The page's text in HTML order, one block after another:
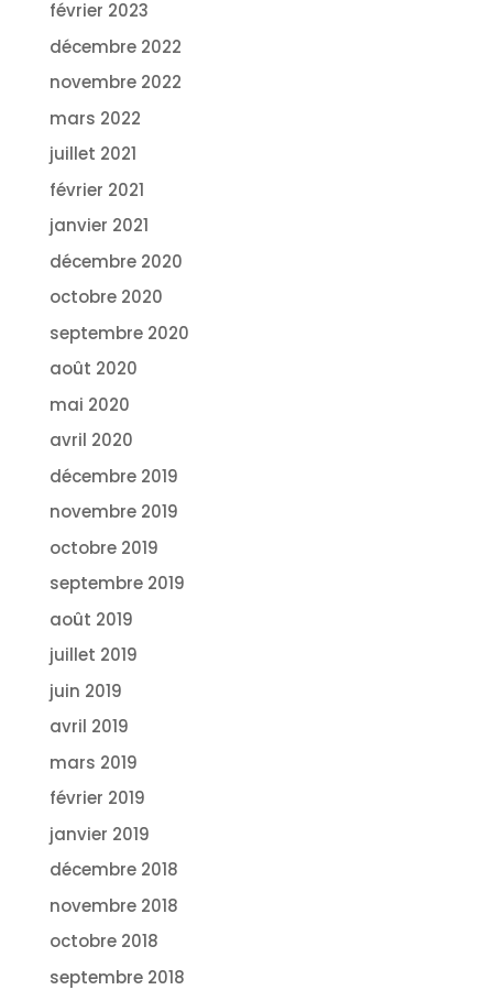
février 2023
décembre 2022
novembre 2022
mars 2022
juillet 2021
février 2021
janvier 2021
décembre 2020
octobre 2020
septembre 2020
août 2020
mai 2020
avril 2020
décembre 2019
novembre 2019
octobre 2019
septembre 2019
août 2019
juillet 2019
juin 2019
avril 2019
mars 2019
février 2019
janvier 2019
décembre 2018
novembre 2018
octobre 2018
septembre 2018